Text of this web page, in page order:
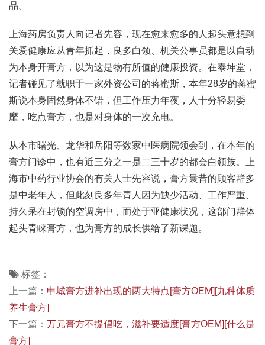
品。
上海药房负责人向记者先容，现在愈来愈多的人起头意想到
关爱健康应从青年抓起，良多白领、机关公事员都是以自动
为本身开膏方，以为这是物有所值的健康投资。在泰坤堂，
记者碰见了就职于一家外资公司的蒋蜜斯，本年28岁的蒋蜜
斯说本身固然身体不错，但工作压力年夜，人十分轻易委
靡，吃点膏方，也是对身体的一次充电。
从本市曙光、龙华和岳阳等数家中医病院领会到，在本年的
膏方门诊中，也有近三分之一是二三十岁的都会白领族。上
海市中药行业协会的有关人士先容说，膏方曩昔的顾客群多
是中老年人，但此刻良多年青人因为缺少活动、工作严重、
持久呆在封锁的空调房中，而处于亚健康状况，这部门群体
起头青睐膏方，也为膏方的成长供给了新课题。
标签：
上一篇： 申城膏方进补出现的两大特点[膏方OEM][九种体质
养生膏方]
下一篇： 万元膏方不提倡吃，滋补要适度[膏方OEM][什么是
膏方]